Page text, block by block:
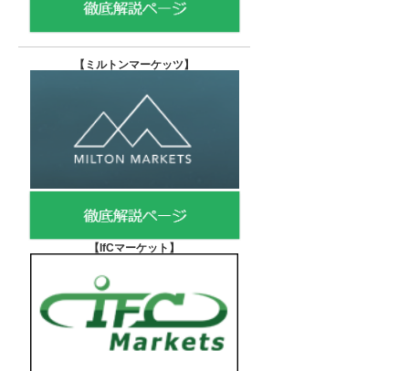
【 ミルトンマーケッツ】
【IfCマーケット 】